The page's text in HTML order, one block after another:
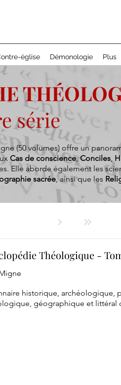
église Démonologie Plus
Théologique -
historique, archéologique,
géographique et littéral
série
(50 volumes) offre un
Cas de conscience,Conciles,
Elle aborde également les
sacrée, ainsi que les